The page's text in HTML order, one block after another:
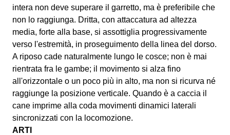
intera non deve superare il garretto, ma è preferibile che
non lo raggiunga. Dritta, con attaccatura ad altezza
media, forte alla base, si assottiglia progressivamente
verso l'estremità, in proseguimento della linea del dorso.
A riposo cade naturalmente lungo le cosce; non è mai
rientrata fra le gambe; il movimento si alza fino
all'orizzontale o un poco più in alto, ma non si ricurva né
raggiunge la posizione verticale. Quando è a caccia il
cane imprime alla coda movimenti dinamici laterali
sincronizzati con la locomozione.
ARTI